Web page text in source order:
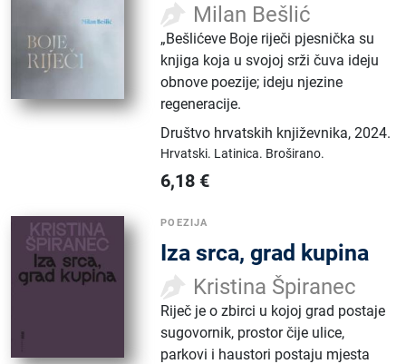
Milan Bešlić
„Bešlićeve Boje riječi pjesnička su
knjiga koja u svojoj srži čuva ideju
obnove poezije; ideju njezine
regeneracije.
Društvo hrvatskih književnika,2024.
Hrvatski. Latinica. Broširano.
6,18 €
POEZIJA
Iza srca, grad kupina
Kristina Špiranec
Riječ je o zbirci u kojoj grad postaje
sugovornik, prostor čije ulice,
parkovi i haustori postaju mjesta